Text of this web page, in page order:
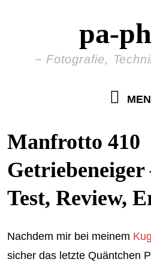
pa-
Fotografie,
Manfrotto 410
Getriebeneiger
Test, Review,
Nachdem mir bei meinem
sicher das letzte Quäntchen